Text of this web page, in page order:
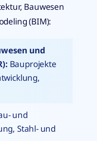
Bauwesen
(BIM):
und
Bauprojekte
und
Stahl- und